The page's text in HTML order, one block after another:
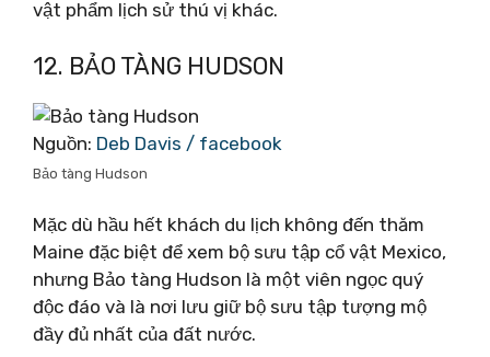
vật phẩm lịch sử thú vị khác.
12. BẢO TÀNG HUDSON
Nguồn: Deb Davis / facebook
Bảo tàng Hudson
Mặc dù hầu hết khách du lịch không đến thăm
Maine đặc biệt để xem bộ sưu tập cổ vật Mexico,
nhưng Bảo tàng Hudson là một viên ngọc quý
độc đáo và là nơi lưu giữ bộ sưu tập tượng mộ
đầy đủ nhất của đất nước.